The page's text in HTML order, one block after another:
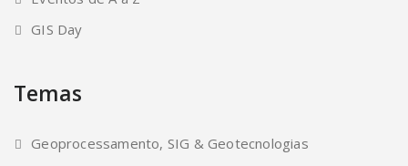
GIS Day
Temas
Geoprocessamento, SIG & Geotecnologias